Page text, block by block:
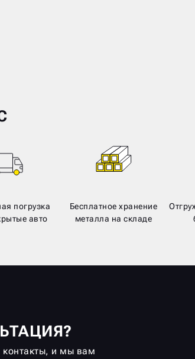
погрузка
авто
Бесплатное хранение
металла на складе
контакты, и мы вам